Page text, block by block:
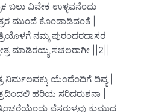
ಬಲು ವಿವೇಕ ಉಳ್ಳವನೆಂದು
ಮುಂದೆ ಕೊಂಡಾಡಿದಂತೆ |
ನಮ್ಮ ಪುರಂದರದಾಸರ
ಮಾಡಿರಯ್ಯ ಸಚಲರಾಗೀ ||2||
ನಿರ್ಮಲವಕ್ಕು ಯೆಂದೆಂದಿಗೆ ದಿವ್ಯ |
ಹರಿಯ ಸರಿದರುಶನಾ |
ಪೆಸರುಳ್ಳವು ಕುಮುದ